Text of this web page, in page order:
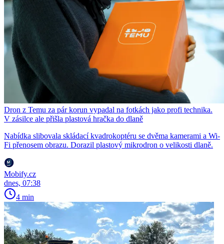
Dron z Temu za pár korun vypadal na fotkách jako profi technika.
V zásilce ale přišla plastová hračka do dlaně
Nabídka slibovala skládací kvadrokoptéru se dvěma kamerami a Wi-
Fi přenosem obrazu. Dorazil plastový mikrodron o velikosti dlaně.
Mobify.cz
dnes, 07:38
4 min